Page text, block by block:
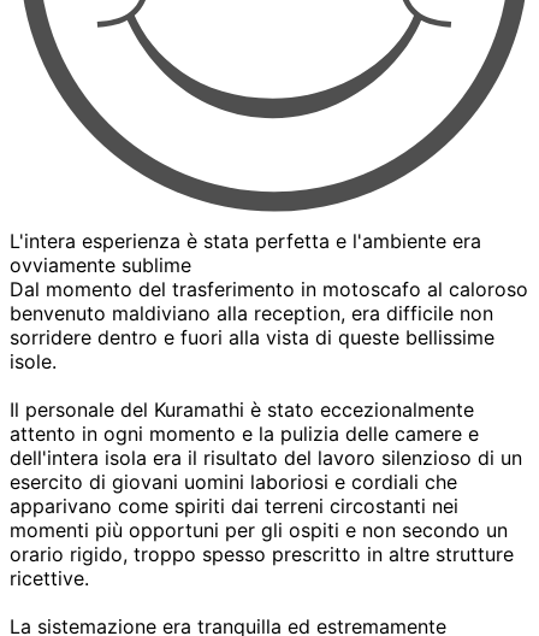
L'intera esperienza è stata perfetta e l'ambiente era
ovviamente sublime
Dal momento del trasferimento in motoscafo al caloroso
benvenuto maldiviano alla reception, era difficile non
sorridere dentro e fuori alla vista di queste bellissime
isole.
Il personale del Kuramathi è stato eccezionalmente
attento in ogni momento e la pulizia delle camere e
dell'intera isola era il risultato del lavoro silenzioso di un
esercito di giovani uomini laboriosi e cordiali che
apparivano come spiriti dai terreni circostanti nei
momenti più opportuni per gli ospiti e non secondo un
orario rigido, troppo spesso prescritto in altre strutture
ricettive.
La sistemazione era tranquilla ed estremamente